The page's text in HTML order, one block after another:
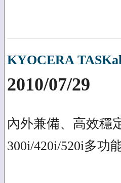
KYOCERA
2010/07/29
內外兼備、高效穩
300i/420i/520i多功